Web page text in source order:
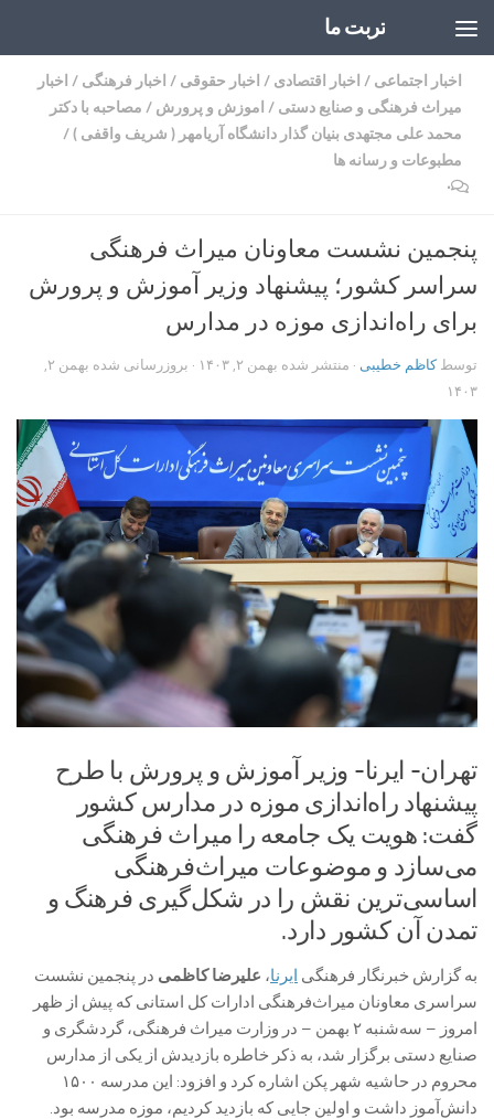
تربت ما
اخبار اجتماعی / اخبار اقتصادی / اخبار حقوقی / اخبار فرهنگی / اخبار
میراث فرهنگی و صنایع دستی / اموزش و پرورش / مصاحبه با دکتر
محمد علی مجتهدی بنیان گذار دانشگاه آریامهر ( شریف واقفی )/
مطبوعات و رسانه ها
۰
پنجمین نشست معاونان میراث فرهنگی
سراسر کشور؛ پیشنهاد وزیر آموزش و پرورش
برای راه‌اندازی موزه در مدارس
توسطکاظم خطیبی · منتشر شده بهمن ۲, ۱۴۰۳ · بروزرسانی شده
بهمن ۲,
۱۴۰۳
تهران- ایرنا- وزیر آموزش و پرورش با طرح
پیشنهاد راه‌اندازی موزه در مدارس کشور
گفت: هویت یک جامعه را میراث فرهنگی
می‌سازد و موضوعات میراث‌فرهنگی
اساسی‌ترین نقش را در شکل‌گیری فرهنگ و
تمدن آن کشور دارد.
به گزارش خبرنگار فرهنگی ایرنا، علیرضا کاظمی در پنجمین نشست
سراسری معاونان میراث‌فرهنگی ادارات کل استانی که پیش از ظهر
امروز – سه‌شنبه ۲ بهمن – در وزارت میراث فرهنگی، گردشگری و
صنایع دستی برگزار شد، به ذکر خاطره‌ بازدیدش از یکی از مدارس
محروم در حاشیه شهر پکن اشاره کرد و افزود: این مدرسه ۱۵۰۰
دانش‌آموز داشت و اولین جایی که بازدید کردیم، موزه مدرسه بود.